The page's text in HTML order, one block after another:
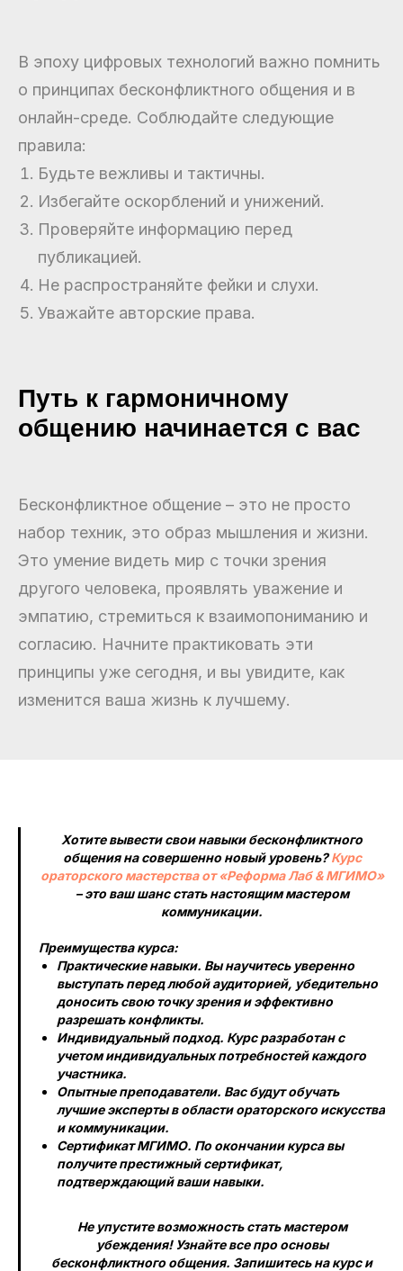
В эпоху цифровых технологий важно помнить
о принципах бесконфликтного общения и в
онлайн-среде. Соблюдайте следующие
правила:
Будьте вежливы и тактичны.
Избегайте оскорблений и унижений.
Проверяйте информацию перед
публикацией.
Не распространяйте фейки и слухи.
Уважайте авторские права.
Путь к гармоничному
общению начинается с вас
Бесконфликтное общение – это не просто
набор техник, это образ мышления и жизни.
Это умение видеть мир с точки зрения
другого человека, проявлять уважение и
эмпатию, стремиться к взаимопониманию и
согласию. Начните практиковать эти
принципы уже сегодня, и вы увидите, как
изменится ваша жизнь к лучшему.
Хотите вывести свои навыки бесконфликтного
общения на совершенно новый уровень?Курс
ораторского мастерства от «Реформа Лаб & МГИМО»
– это ваш шанс стать настоящим мастером
коммуникации.
Преимущества курса:
Практические навыки. Вы научитесь уверенно
выступать перед любой аудиторией, убедительно
доносить свою точку зрения и эффективно
разрешать конфликты.
Индивидуальный подход. Курс разработан с
учетом индивидуальных потребностей каждого
участника.
Опытные преподаватели. Вас будут обучать
лучшие эксперты в области ораторского искусства
и коммуникации.
Сертификат МГИМО. По окончании курса вы
получите престижный сертификат,
подтверждающий ваши навыки.
Не упустите возможность стать мастером
убеждения! Узнайте все про основы
бесконфликтного общения. Запишитесь на курс и